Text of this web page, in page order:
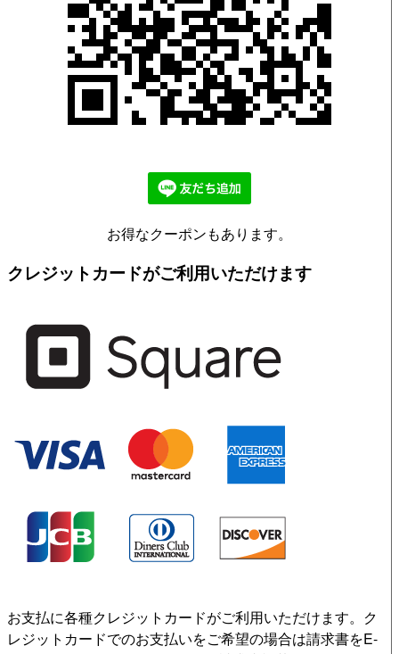
お得なクーポンもあります。
クレジットカードがご利用いただけます
お支払に各種クレジットカードがご利用いただけます。ク
レジットカードでのお支払いをご希望の場合は請求書をE-